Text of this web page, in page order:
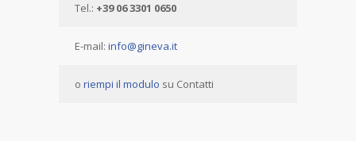
Tel.: +39 06 3301 0650
E-mail: info@gineva.it
o riempi il modulo su Contatti